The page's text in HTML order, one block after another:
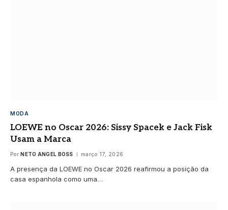
MODA
LOEWE no Oscar 2026: Sissy Spacek e Jack Fisk
Usam a Marca
Por NETO ANGEL BOSS março 17, 2026
A presença da LOEWE no Oscar 2026 reafirmou a posição da
casa espanhola como uma…